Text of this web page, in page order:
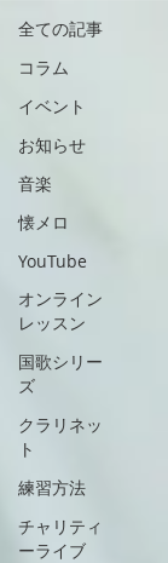
全ての記事
コラム
イベント
お知らせ
音楽
懐メロ
YouTube
オンライン
レッスン
国歌シリー
ズ
クラリネッ
ト
練習方法
チャリティ
ーライブ